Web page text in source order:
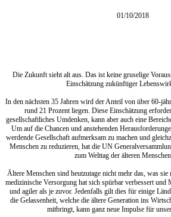
01/10/2018
Die Zukunft sieht alt aus. Das ist keine gruselige
Einschätzung zukünftiger
In den nächsten 35 Jahren wird der Anteil von über 60-
rund 21 Prozent liegen. Diese Einschätzung
gesellschaftliches Umdenken, kann aber auch eine
Um auf die Chancen und anstehenden
werdende Gesellschaft aufmerksam zu machen und
Menschen zu reduzieren, hat die UN
zum Welttag der älteren
Ältere Menschen sind heutzutage nicht mehr das, was
medizinische Versorgung hat sich spürbar verbessert und
und agiler als je zuvor. Jedenfalls gilt dies für einige
die Gelassenheit, welche die ältere Generation ins
mitbringt, kann ganz neue Impulse für